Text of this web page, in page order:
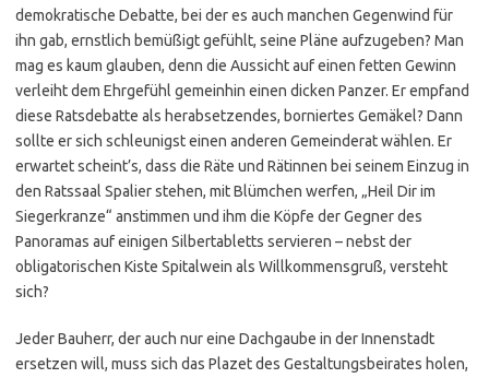
demokratische Debatte, bei der es auch manchen Gegenwind für
ihn gab, ernstlich bemüßigt gefühlt, seine Pläne aufzugeben? Man
mag es kaum glauben, denn die Aussicht auf einen fetten Gewinn
verleiht dem Ehrgefühl gemeinhin einen dicken Panzer. Er empfand
diese Ratsdebatte als herabsetzendes, borniertes Gemäkel? Dann
sollte er sich schleunigst einen anderen Gemeinderat wählen. Er
erwartet scheint’s, dass die Räte und Rätinnen bei seinem Einzug in
den Ratssaal Spalier stehen, mit Blümchen werfen, „Heil Dir im
Siegerkranze“ anstimmen und ihm die Köpfe der Gegner des
Panoramas auf einigen Silbertabletts servieren – nebst der
obligatorischen Kiste Spitalwein als Willkommensgruß, versteht
sich?
Jeder Bauherr, der auch nur eine Dachgaube in der Innenstadt
ersetzen will, muss sich das Plazet des Gestaltungsbeirates holen,